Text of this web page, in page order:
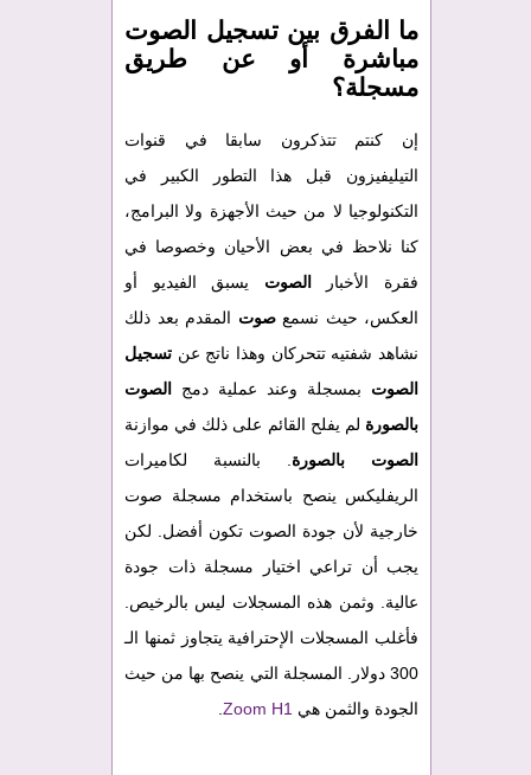
ما الفرق بين تسجيل الصوت
مباشرة أو عن طريق
مسجلة؟
إن كنتم تتذكرون سابقا في قنوات
التيليفيزون قبل هذا التطور الكبير في
التكنولوجيا لا من حيث الأجهزة ولا البرامج،
كنا نلاحظ في بعض الأحيان وخصوصا في
فقرة الأخبار
الصوت يسبق الفيديو أو
العكس، حيث نسمعصوت المقدم بعد ذلك
نشاهد شفتيه تتحركان وهذا ناتج عن تسجيل
الصوت بمسجلة وعند عملية دمج
الصوت
بالصورة لم يفلح القائم على ذلك في موازنة
الصوت بالصورة. بالنسبة لكاميرات
الريفليكس ينصح باستخدام مسجلة صوت
خارجية لأن جودة الصوت تكون أفضل. لكن
يجب أن تراعي اختيار مسجلة ذات جودة
عالية. وثمن هذه المسجلات ليس بالرخيص.
فأغلب المسجلات الإحترافية يتجاوز ثمنها الـ
300 دولار. المسجلة التي ينصح بها من حيث
الجودة والثمن هي Zoom H1
.